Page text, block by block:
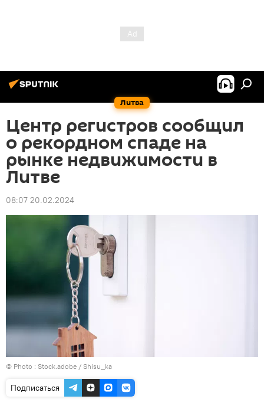
Литва
Центр регистров сообщил
о рекордном спаде на
рынке недвижимости в
Литве
08:07 20.02.2024
© Photo : Stock.adobe / Shisu_ka
Подписаться